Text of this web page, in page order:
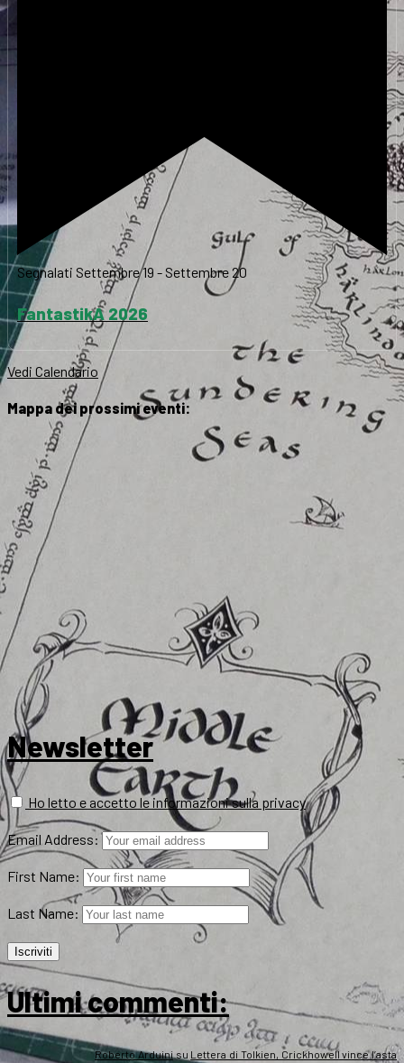
Segnalati Settembre 19 - Settembre 20
FantastikA 2026
Vedi Calendario
Mappa dei prossimi eventi:
Newsletter
Ho letto e accetto le informazioni sulla privacy
Email Address:
First Name:
Last Name:
Ultimi commenti:
Roberto Arduinisu Lettera di Tolkien, Crickhowell vince l’asta